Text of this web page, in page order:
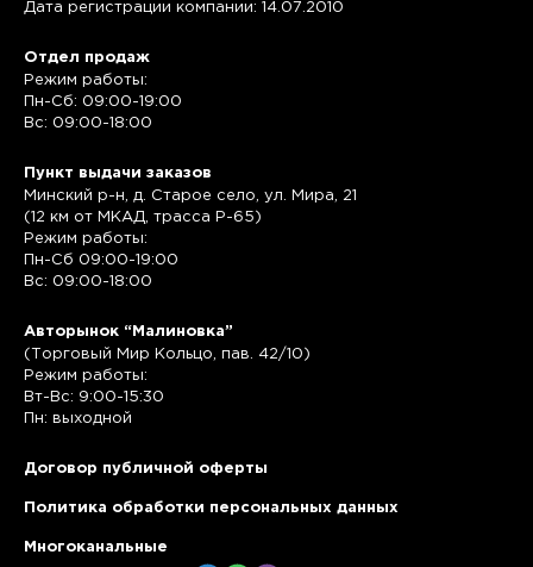
Дата регистрации компании: 14.07.2010
Отдел продаж
Режим работы:
Пн-Сб: 09:00-19:00
Вс: 09:00-18:00
Пункт выдачи заказов
Минский р-н, д. Старое село, ул. Мира, 21
(12 км от МКАД, трасса P-65)
Режим работы:
Пн-Сб 09:00-19:00
Вс: 09:00-18:00
Авторынок “Малиновка”
(Торговый Мир Кольцо, пав. 42/10)
Режим работы:
Вт-Вс: 9:00-15:30
Пн: выходной
Договор публичной оферты
Политика обработки персональных данных
Многоканальные